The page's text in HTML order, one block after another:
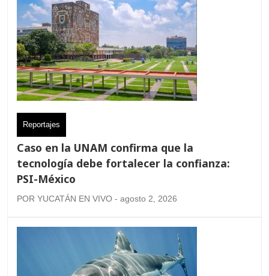
Reportajes
Caso en la UNAM confirma que la
tecnología debe fortalecer la confianza:
PSI-México
POR YUCATÁN EN VIVO - agosto 2, 2026